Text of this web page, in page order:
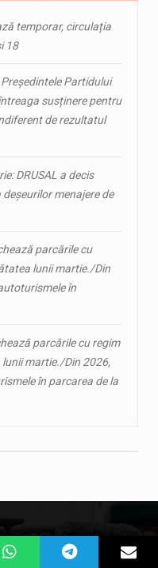
temporar, circulația
18
Partidului
susținere pentru
de rezultatul
DRUSAL a decis
menajere de
parcările cu
lunii martie./Din
în
parcările cu regim
martie./Din 2026,
în parcarea de la